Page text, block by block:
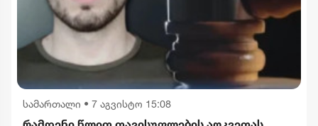
სამართალი • 7 აგვისტო 15:08